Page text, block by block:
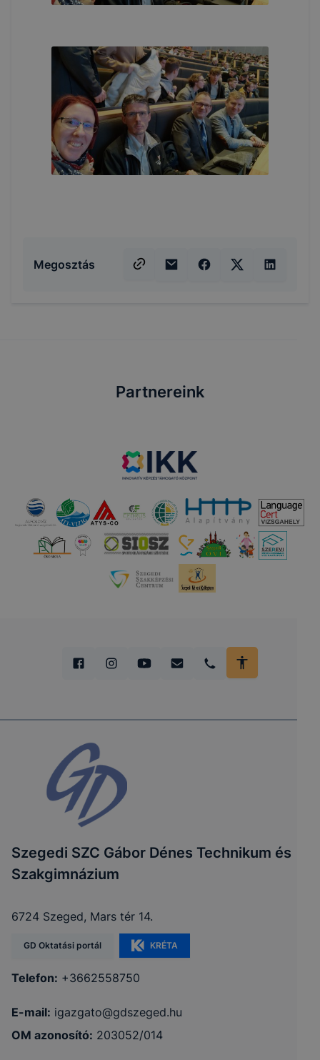
Megosztás
Partnereink
Szegedi SZC Gábor Dénes Technikum és
Szakgimnázium
6724 Szeged, Mars tér 14.
GD Oktatási portál KRÉTA
Telefon: +3662558750
E-mail: igazgato@gdszeged.hu
OM azonosító: 203052/014